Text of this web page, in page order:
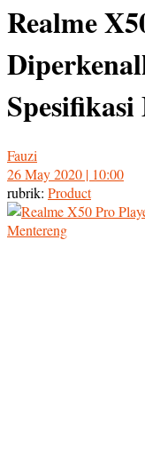
Realme
Fauzi
26 May 2020 | 10:00
rubrik: Product